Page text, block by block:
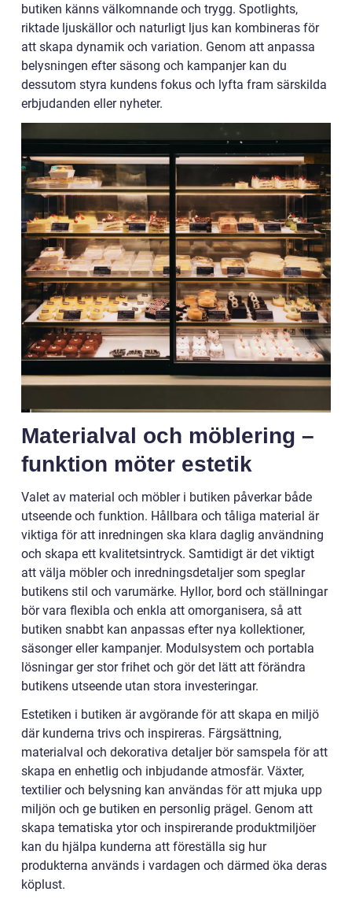
butiken känns välkomnande och trygg. Spotlights,
riktade ljuskällor och naturligt ljus kan kombineras för
att skapa dynamik och variation. Genom att anpassa
belysningen efter säsong och kampanjer kan du
dessutom styra kundens fokus och lyfta fram särskilda
erbjudanden eller nyheter.
Materialval och möblering –
funktion möter estetik
Valet av material och möbler i butiken påverkar både
utseende och funktion. Hållbara och tåliga material är
viktiga för att inredningen ska klara daglig användning
och skapa ett kvalitetsintryck. Samtidigt är det viktigt
att välja möbler och inredningsdetaljer som speglar
butikens stil och varumärke. Hyllor, bord och ställningar
bör vara flexibla och enkla att omorganisera, så att
butiken snabbt kan anpassas efter nya kollektioner,
säsonger eller kampanjer. Modulsystem och portabla
lösningar ger stor frihet och gör det lätt att förändra
butikens utseende utan stora investeringar.
Estetiken i butiken är avgörande för att skapa en miljö
där kunderna trivs och inspireras. Färgsättning,
materialval och dekorativa detaljer bör samspela för att
skapa en enhetlig och inbjudande atmosfär. Växter,
textilier och belysning kan användas för att mjuka upp
miljön och ge butiken en personlig prägel. Genom att
skapa tematiska ytor och inspirerande produktmiljöer
kan du hjälpa kunderna att föreställa sig hur
produkterna används i vardagen och därmed öka deras
köplust.